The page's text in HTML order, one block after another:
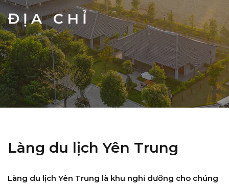
ĐỊA CHỈ
Làng du lịch Yên Trung
Làng du lịch Yên Trung là khu nghỉ dưỡng cho chúng